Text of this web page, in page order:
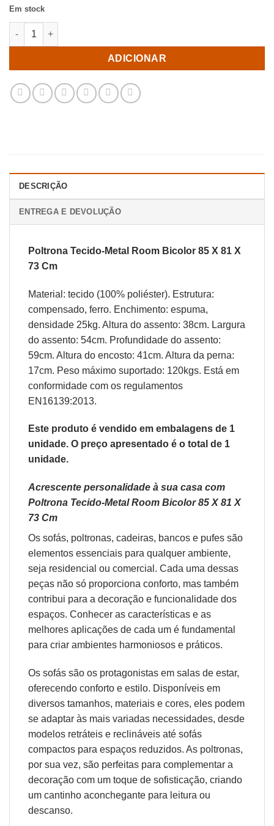
Em stock
Quantidade de Poltrona Tecido-Metal Room Bicolor 85 X 81 X
ADICIONAR
DESCRIÇÃO
ENTREGA E DEVOLUÇÃO
Poltrona Tecido-Metal Room Bicolor 85 X 81 X
73 Cm
Material: tecido (100% poliéster). Estrutura:
compensado, ferro. Enchimento: espuma,
densidade 25kg. Altura do assento: 38cm. Largura
do assento: 54cm. Profundidade do assento:
59cm. Altura do encosto: 41cm. Altura da perna:
17cm. Peso máximo suportado: 120kgs. Está em
conformidade com os regulamentos
EN16139:2013.
Este produto é vendido em embalagens de 1
unidade. O preço apresentado é o total de 1
unidade.
Acrescente personalidade à sua casa com
Poltrona Tecido-Metal Room Bicolor 85 X 81 X
73 Cm
Os sofás, poltronas, cadeiras, bancos e pufes são
elementos essenciais para qualquer ambiente,
seja residencial ou comercial. Cada uma dessas
peças não só proporciona conforto, mas também
contribui para a decoração e funcionalidade dos
espaços. Conhecer as características e as
melhores aplicações de cada um é fundamental
para criar ambientes harmoniosos e práticos.
Os sofás são os protagonistas em salas de estar,
oferecendo conforto e estilo. Disponíveis em
diversos tamanhos, materiais e cores, eles podem
se adaptar às mais variadas necessidades, desde
modelos retráteis e reclináveis até sofás
compactos para espaços reduzidos. As poltronas,
por sua vez, são perfeitas para complementar a
decoração com um toque de sofisticação, criando
um cantinho aconchegante para leitura ou
descanso.